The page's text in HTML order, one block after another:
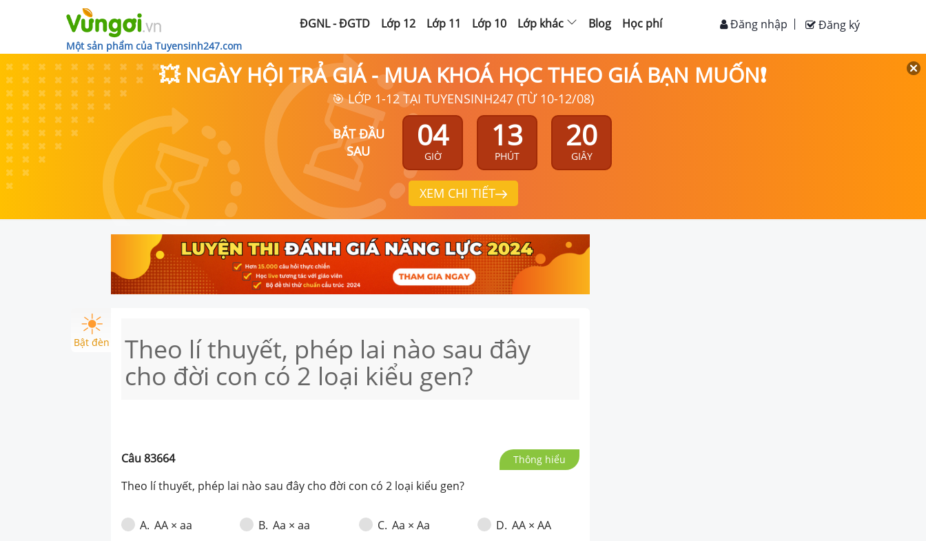
Một sản phẩm của Tuyensinh247.com
ĐGNL - ĐGTD Lớp 12 Lớp 11 Lớp 10 Lớp khác Blog Học phí Đăng ký
Đăng nhập
💥 NGÀY HỘI TRẢ GIÁ - MUA KHOÁ HỌC THEO GIÁ BẠN MUỐN❗
🎯 LỚP 1-12 TẠI TUYENSINH247 (TỪ 10-12/08)
BẮT ĐẦU
SAU
04
GIỜ
13
PHÚT
19
GIÂY
XEM CHI TIẾT
Bật đèn Theo lí thuyết, phép lai nào sau đây
cho đời con có 2 loại kiểu gen?
Câu83664 Thông hiểu
Theo lí thuyết, phép lai nào sau đây cho đời con có 2 loại kiểu gen?
A. AA × aa B. Aa × aa C. Aa × Aa D. AA × AA